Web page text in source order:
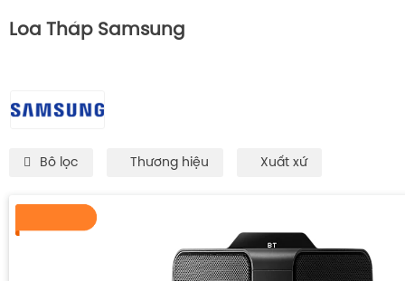
Loa Tháp Samsung
Bô lọc Thương hiệu Xuất xứ